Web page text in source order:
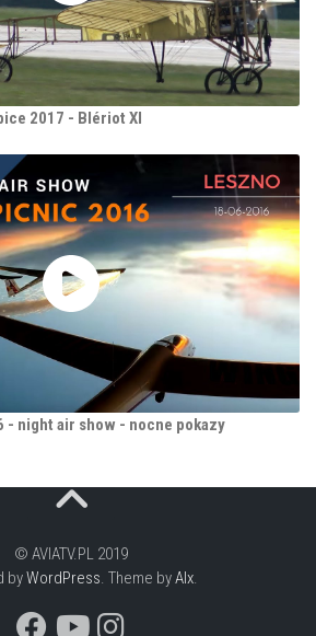
2017 - Blériot XI
- night air show - nocne pokazy
© AVIATV.PL 2019
byWordPress. Theme byAlx.